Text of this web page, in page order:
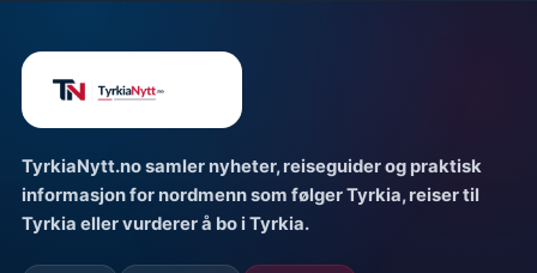
TyrkiaNytt.no samler nyheter, reiseguider og praktisk
informasjon for nordmenn som følger Tyrkia, reiser til
Tyrkia eller vurderer å bo i Tyrkia.